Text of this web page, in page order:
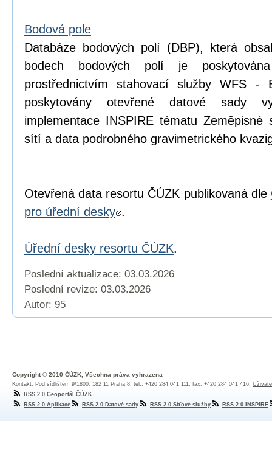
Bodová pole
Databáze bodových polí (DBP), která
bodech bodových polí je
prostřednictvím stahovací služby WFS -
poskytovány otevřené datové sady
implementace INSPIRE tématu Zeměpisné
sítí a data podrobného gravimetrického
Otevřená data resortu ČÚZK publikovaná dle
pro úřední desky .
Úřední desky resortu ČÚZK.
Poslední aktualizace: 03.03.2026
Poslední revize: 03.03.2026
Autor: 95
Copyright © 2010 ČÚZK, Všechna práva vyhrazena
Kontakt: Pod sídlištěm 9/1800, 182 11 Praha 8, tel.: +420 284 041 111, fax: +420 284 041 416,
RSS 2.0 Geoportál ČÚZK
RSS 2.0 Aplikace
RSS 2.0 Datové sady RSS 2.0 Síťové služby RSS 2.0 INSPIRE